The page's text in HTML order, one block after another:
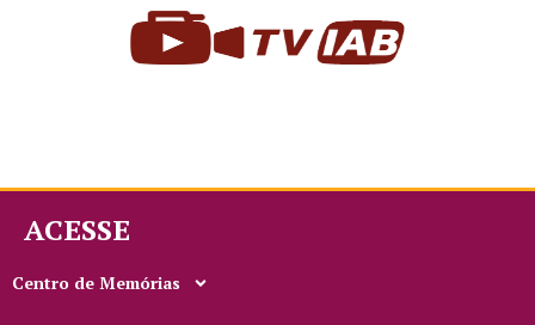
ACESSE
Centro de Memórias